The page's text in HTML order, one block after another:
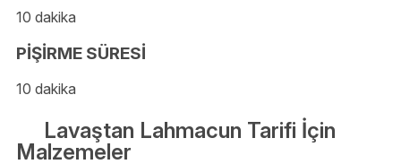
10 dakika
PİŞİRME SÜRESİ
10 dakika
Lavaştan Lahmacun Tarifi İçin
Malzemeler